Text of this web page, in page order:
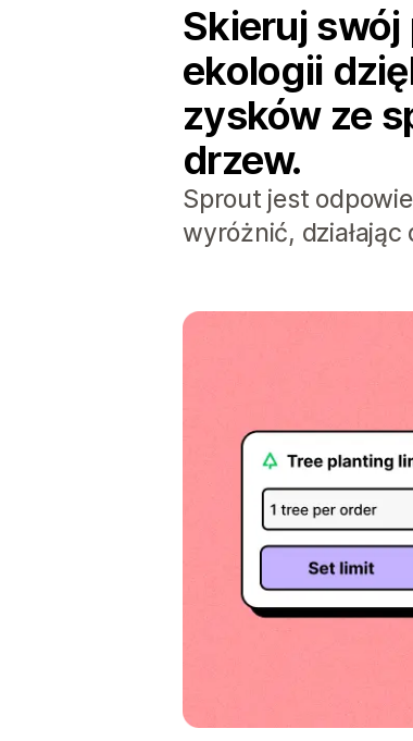
Skieruj
ekologii
zysków ze
drzew.
Sprout jest
wyróżnić,